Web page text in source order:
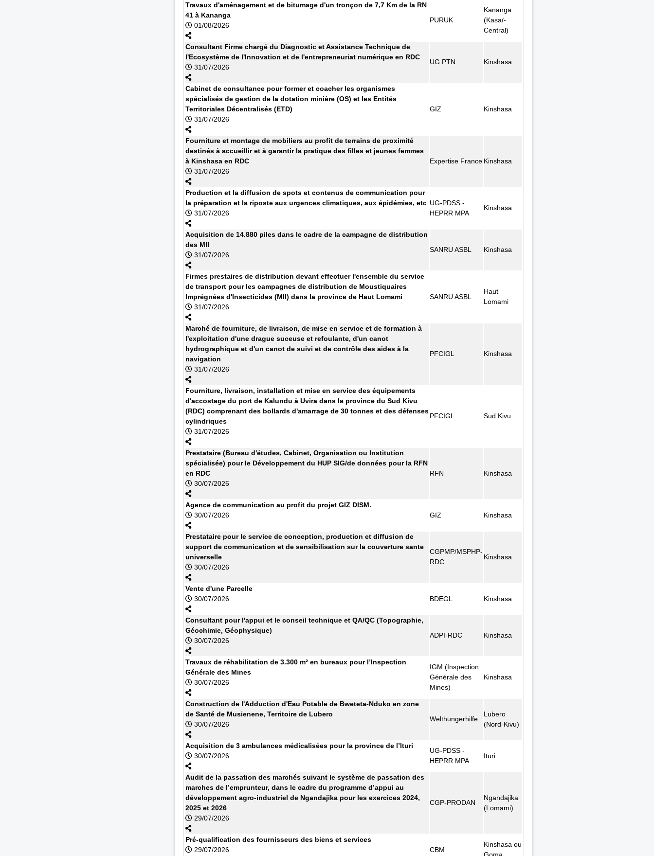
Travaux d'aménagement et de bitumage d'un tronçon de 7,7 Km de la RN
41 à Kananga
01/08/2026
PURUK
Kananga
(Kasaï-
Central)
Consultant Firme chargé du Diagnostic et Assistance Technique de
l'Ecosystème de l'Innovation et de l'entrepreneuriat numérique en RDC
31/07/2026
UG PTN Kinshasa
Cabinet de consultance pour former et coacher les organismes
spécialisés de gestion de la dotation minière (OS) et les Entités
Territoriales Décentralisés (ETD)
31/07/2026
GIZ Kinshasa
Fourniture et montage de mobiliers au profit de terrains de proximité
destinés à accueillir et à garantir la pratique des filles et jeunes femmes
à Kinshasa en RDC
31/07/2026
Expertise France Kinshasa
Production et la diffusion de spots et contenus de communication pour
la préparation et la riposte aux urgences climatiques, aux épidémies, etc
31/07/2026
UG-PDSS -
HEPRR MPA
Kinshasa
Acquisition de 14.880 piles dans le cadre de la campagne de distribution
des MII
31/07/2026
SANRU ASBL Kinshasa
Firmes prestaires de distribution devant effectuer l'ensemble du service
de transport pour les campagnes de distribution de Moustiquaires
Imprégnées d'Insecticides (MII) dans la province de Haut Lomami
31/07/2026
SANRU ASBL
Haut
Lomami
Marché de fourniture, de livraison, de mise en service et de formation à
l'exploitation d'une drague suceuse et refoulante, d'un canot
hydrographique et d'un canot de suivi et de contrôle des aides à la
navigation
31/07/2026
PFCIGL Kinshasa
Fourniture, livraison, installation et mise en service des équipements
d'accostage du port de Kalundu à Uvira dans la province du Sud Kivu
(RDC) comprenant des bollards d'amarrage de 30 tonnes et des défenses
cylindriques
31/07/2026
PFCIGL Sud Kivu
Prestataire (Bureau d'études, Cabinet, Organisation ou Institution
spécialisée) pour le Développement du HUP SIG/de données pour la RFN
en RDC
30/07/2026
RFN Kinshasa
Agence de communication au profit du projet GIZ DISM.
30/07/2026
GIZ Kinshasa
Prestataire pour le service de conception, production et diffusion de
support de communication et de sensibilisation sur la couverture sante
universelle
30/07/2026
CGPMP/MSPHP-
RDC
Kinshasa
Vente d'une Parcelle
30/07/2026
BDEGL Kinshasa
Consultant pour l'appui et le conseil technique et QA/QC (Topographie,
Géochimie, Géophysique)
30/07/2026
ADPI-RDC Kinshasa
Travaux de réhabilitation de 3.300 m² en bureaux pour l’Inspection
Générale des Mines
30/07/2026
IGM (Inspection
Générale des
Mines)
Kinshasa
Construction de l'Adduction d'Eau Potable de Bweteta-Nduko en zone
de Santé de Musienene, Territoire de Lubero
30/07/2026
Welthungerhilfe
Lubero
(Nord-Kivu)
Acquisition de 3 ambulances médicalisées pour la province de l’Ituri
30/07/2026
UG-PDSS -
HEPRR MPA
Ituri
Audit de la passation des marchés suivant le système de passation des
marches de l’emprunteur, dans le cadre du programme d’appui au
développement agro-industriel de Ngandajika pour les exercices 2024,
2025 et 2026
29/07/2026
CGP-PRODAN
Ngandajika
(Lomami)
Pré-qualification des fournisseurs des biens et services
29/07/2026
CBM
Kinshasa ou
Goma